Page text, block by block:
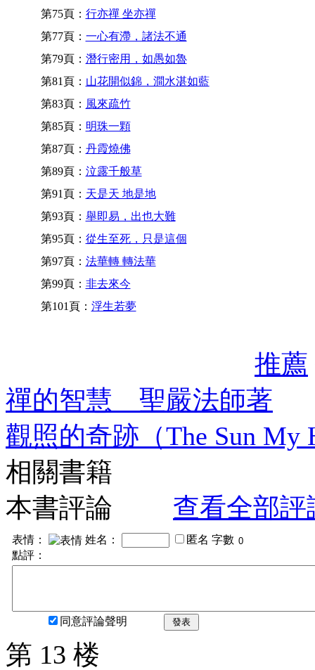
第75頁： 行亦禪 坐亦禪
第77頁： 一心有滯，諸法不通
第79頁： 潛行密用，如愚如魯
第81頁： 山花開似錦，澗水湛如藍
第83頁： 風來疏竹
第85頁： 明珠一顆
第87頁： 丹霞燒佛
第89頁： 泣露千般草
第91頁： 天是天 地是地
第93頁： 舉即易，出也大難
第95頁： 從生至死，只是這個
第97頁： 法華轉 轉法華
第99頁： 非去來今
第101頁： 浮生若夢
推薦
禪的智慧 聖嚴法師著
觀照的奇跡（The Sun
相關書籍
本書評論
查看全部評
表情： 姓名： 匿名 字數
點評：
同意評論聲明 發表
第 13 楼